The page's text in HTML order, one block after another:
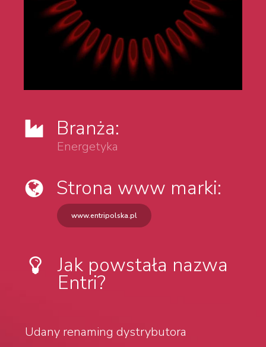
Branża:
Energetyka
Strona www marki:
www.entripolska.pl
Jak powstała nazwa
Entri?
Udany renaming dystrybutora